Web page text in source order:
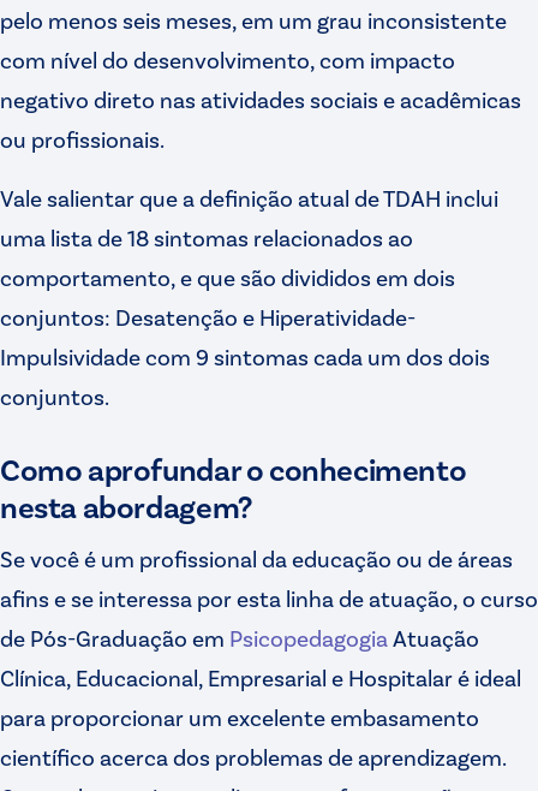
pelo menos seis meses, em um grau inconsistente
com nível do desenvolvimento, com impacto
negativo direto nas atividades sociais e acadêmicas
ou profissionais.
Vale salientar que a definição atual de TDAH inclui
uma lista de 18 sintomas relacionados ao
comportamento, e que são divididos em dois
conjuntos: Desatenção e Hiperatividade-
Impulsividade com 9 sintomas cada um dos dois
conjuntos.
Como aprofundar o conhecimento
nesta abordagem?
Se você é um profissional da educação ou de áreas
afins e se interessa por esta linha de atuação, o curso
de Pós-Graduação em Psicopedagogia Atuação
Clínica, Educacional, Empresarial e Hospitalar é ideal
para proporcionar um excelente embasamento
científico acerca dos problemas de aprendizagem.